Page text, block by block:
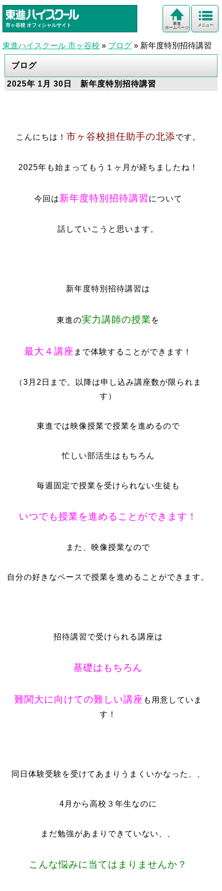
市ヶ谷校 オフィシャルサイト メニュー
東進
ホームページ
東進ハイスクール 市ヶ谷校 » ブログ » 新年度特別招待講習
ブログ
2025年 1月 30日 新年度特別招待講習
こんにちは！ 市ヶ谷校担任助手の北添です。
2025年も始まってもう１ヶ月が経ちましたね！
今回は新年度特別招待講習 について
話していこうと思います。
新年度特別招待講習は
東進の実力講師の授業 を
最大４講座 まで体験することができます！
（3月2日まで。以降は申し込み講座数が限られま
す）
東進では映像授業で授業を進めるので
忙しい部活生はもちろん
毎週固定で授業を受けられない生徒も
いつでも授業を進めることができます！
また、映像授業なので
自分の好きなペースで授業を進めることができます。
招待講習で受けられる講座は
基礎はもちろん
難関大に向けての難しい講座 も用意していま
す！
同日体験受験を受けてあまりうまくいかなった、、
4月から高校３年生なのに
まだ勉強があまりできていない、、
こんな悩みに当てはまりませんか？